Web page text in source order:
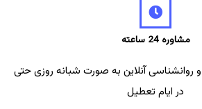
مشاوره 24 ساعته
روانشناسی آنلاین به صورت شبانه روزی حتی
در ایام تعطیل